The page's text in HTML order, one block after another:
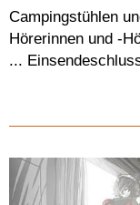
Campingstühlen
Hörerinnen und -
...